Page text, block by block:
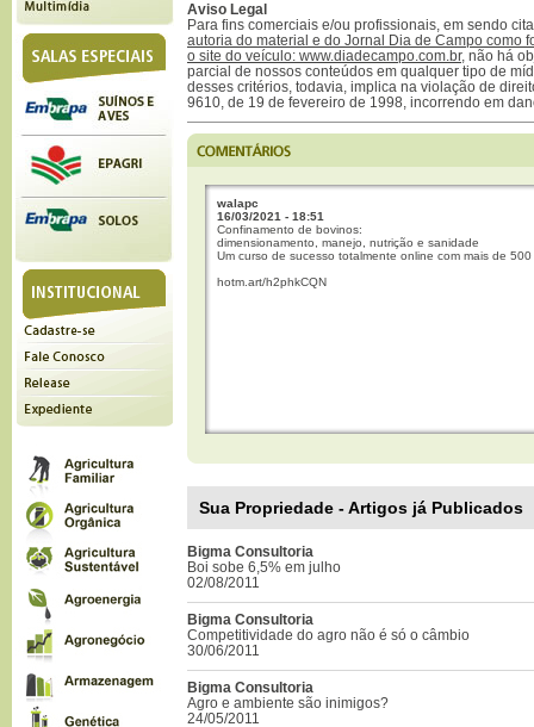
Aviso Legal
Para fins comerciais e/ou profissionais, em sendo
autoria do material e do Jornal Dia de Campo como
o site do veículo: www.diadecampo.com.br, não há
parcial de nossos conteúdos em qualquer tipo de
desses critérios, todavia, implica na violação de
9610, de 19 de fevereiro de 1998, incorrendo em
walapc
16/03/2021 - 18:51
Confinamento de bovinos:
dimensionamento, manejo, nutrição e sanidade
Um curso de sucesso totalmente online com mais de
hotm.art/h2phkCQN
Sua Propriedade - Artigos já Publicados
Bigma Consultoria
Boi sobe 6,5% em julho
02/08/2011
Bigma Consultoria
Competitividade do agro não é só o câmbio
30/06/2011
Bigma Consultoria
Agro e ambiente são inimigos?
24/05/2011